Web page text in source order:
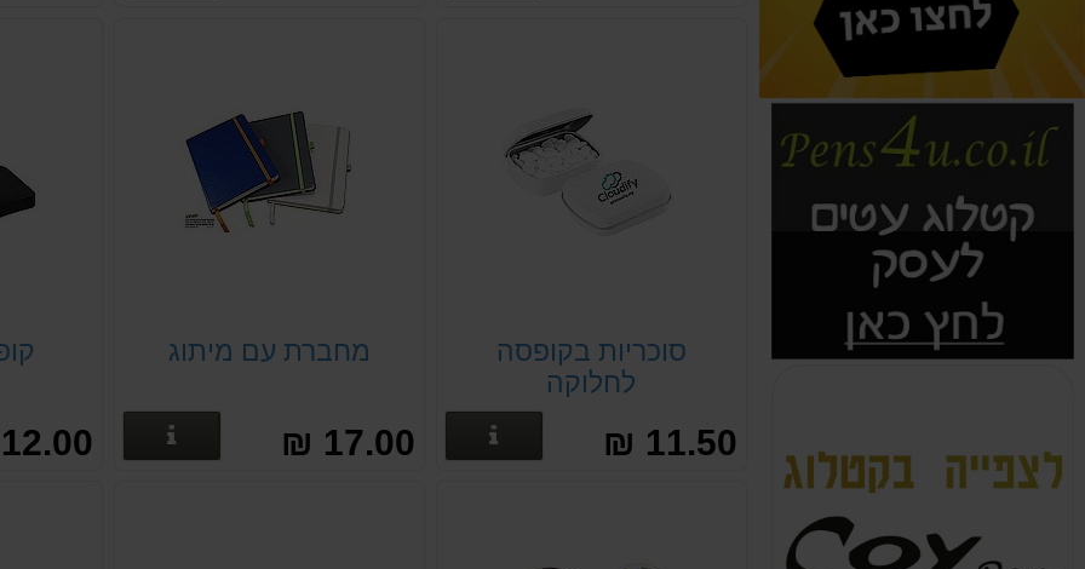
סוכריות בקופסה
לחלוקה
11.50 ₪ פרטים נוספים
מחברת עם מיתוג
17.00 ₪ פרטים נוספים
12.00 ₪